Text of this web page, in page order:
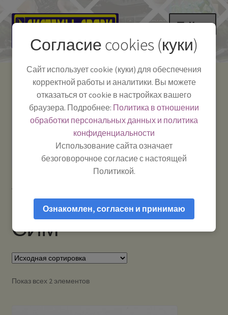
Перейти
навигации
Перейти
содержимому
Меню
Как пользоваться
Полезная информация
Мой аккаунт
Системы Связи:
г. Красноярск, ул.
Работаем:Пн-Пт:
10:00–18:00
-
Телефон:+7-
391-249-1040
Тел.|WA|Telegram:
+79029904090
СИМ
Показ всех 2 элементов
Согласие cookies (куки)
Сайт использует cookie (куки) для обеспечения
корректной работы и аналитики. Вы можете
отказаться от cookie в настройках вашего
браузера. Подробнее: Политика в отношении
обработки персональных данных и политика
конфиденциальности
Использование сайта означает
безоговорочное согласие с настоящей
Политикой.
Ознакомлен, согласен и принимаю